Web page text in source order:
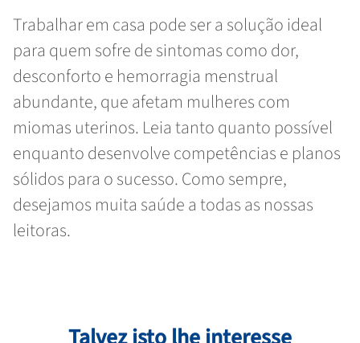
Trabalhar em casa pode ser a solução ideal
para quem sofre de sintomas como dor,
desconforto e hemorragia menstrual
abundante, que afetam mulheres com
miomas uterinos. Leia tanto quanto possível
enquanto desenvolve competências e planos
sólidos para o sucesso. Como sempre,
desejamos muita saúde a todas as nossas
leitoras.